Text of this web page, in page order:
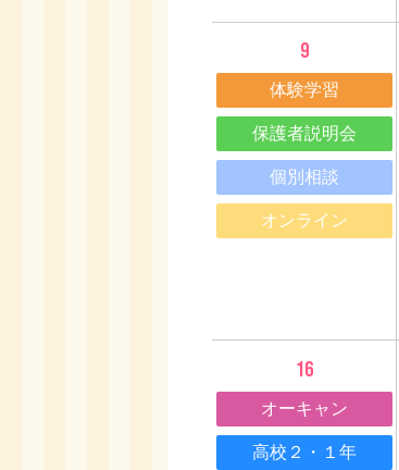
9
体験学習
保護者説明会
個別相談
オンライン
16
オーキャン
高校２・１年